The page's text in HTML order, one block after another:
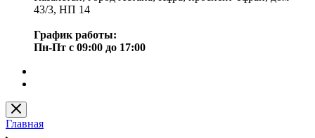
43/3, НП 14
График работы:
Пн-Пт с 09:00 до 17:00
Главная